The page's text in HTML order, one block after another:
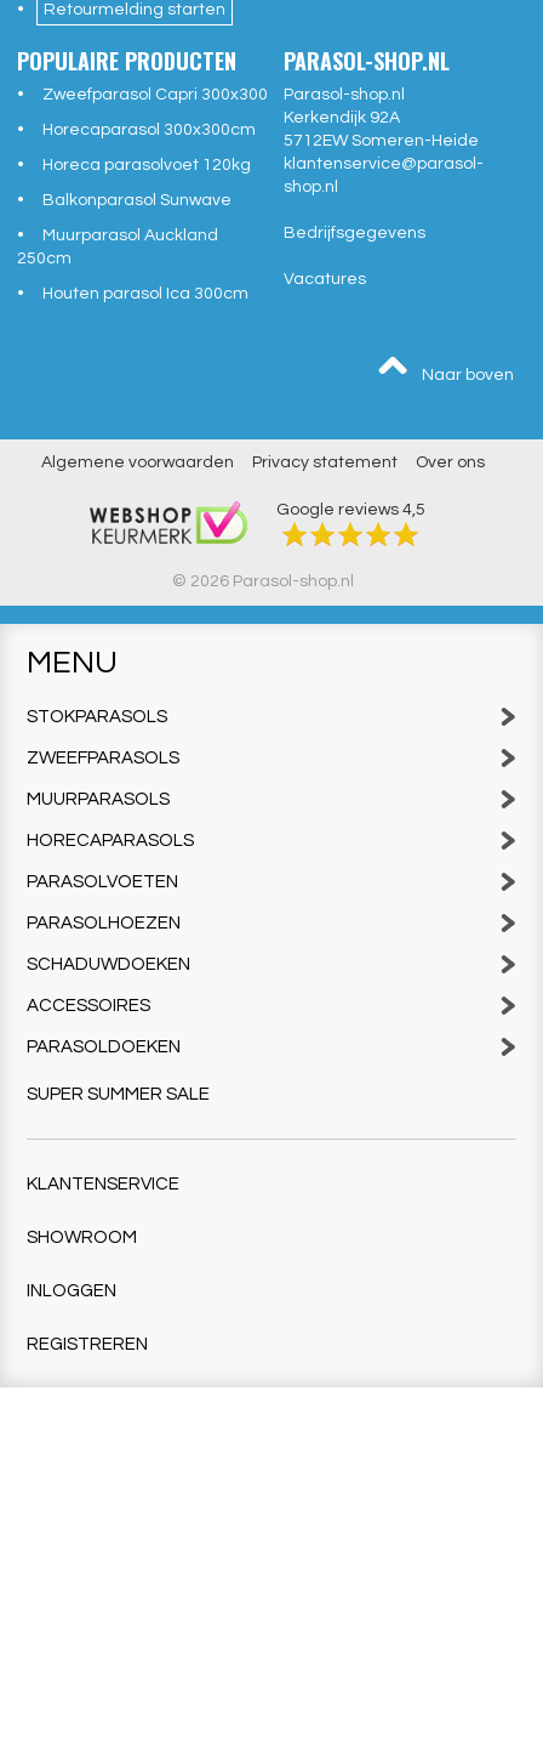
Retourmelding starten
POPULAIRE PRODUCTEN
Zweefparasol Capri 300x300
Horecaparasol 300x300cm
Horeca parasolvoet 120kg
Balkonparasol Sunwave
Muurparasol Auckland
250cm
Houten parasol Ica 300cm
PARASOL-SHOP.NL
Parasol-shop.nl
Kerkendijk 92A
5712EW Someren-Heide
klantenservice@parasol-
shop.nl
Bedrijfsgegevens
Vacatures
Naar boven
Algemene voorwaarden Privacy statement Over ons
Google reviews 4,5
© 2026 Parasol-shop.nl
MENU
STOKPARASOLS
ZWEEFPARASOLS
MUURPARASOLS
HORECAPARASOLS
PARASOLVOETEN
PARASOLHOEZEN
SCHADUWDOEKEN
ACCESSOIRES
PARASOLDOEKEN
SUPER SUMMER SALE
KLANTENSERVICE
SHOWROOM
INLOGGEN
REGISTREREN